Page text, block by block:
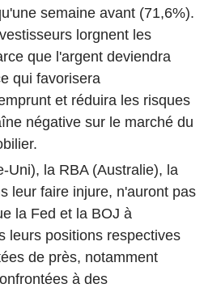
semaine avant (71,6%).
lorgnent les
que l'argent deviendra
qui favorisera
et réduira les risques
négative sur le marché du
Uni), la RBA (Australie), la
leur faire injure, n'auront pas
la Fed et la BOJ à
leurs positions respectives
de près, notamment
à des